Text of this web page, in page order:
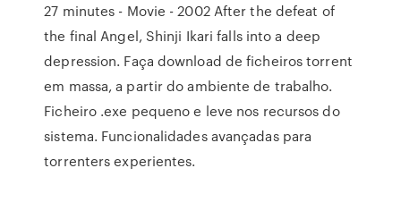
27 minutes - Movie - 2002 After the defeat of
the final Angel, Shinji Ikari falls into a deep
depression. Faça download de ficheiros torrent
em massa, a partir do ambiente de trabalho.
Ficheiro .exe pequeno e leve nos recursos do
sistema. Funcionalidades avançadas para
torrenters experientes.